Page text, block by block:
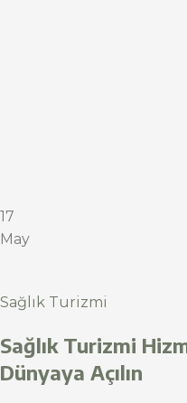
17
May
Sağlık Turizmi
Sağlık Turizmi
Dünyaya Açılın